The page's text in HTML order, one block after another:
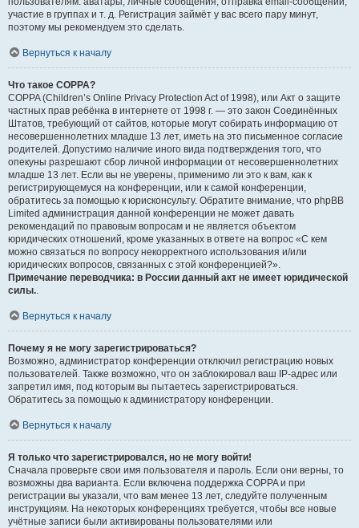
участие в группах и т. д. Регистрация займёт у вас всего пару минут,
поэтому мы рекомендуем это сделать.
Вернуться к началу
Что такое COPPA?
COPPA (Children’s Online Privacy Protection Act of 1998), или Акт о защите
частных прав ребёнка в интернете от 1998 г. — это закон Соединённых
Штатов, требующий от сайтов, которые могут собирать информацию от
несовершеннолетних младше 13 лет, иметь на это письменное согласие
родителей. Допустимо наличие иного вида подтверждения того, что
опекуны разрешают сбор личной информации от несовершеннолетних
младше 13 лет. Если вы не уверены, применимо ли это к вам, как к
регистрирующемуся на конференции, или к самой конференции,
обратитесь за помощью к юрисконсульту. Обратите внимание, что phpBB
Limited администрация данной конференции не может давать
рекомендаций по правовым вопросам и не является объектом
юридических отношений, кроме указанных в ответе на вопрос «С кем
можно связаться по вопросу некорректного использования и/или
юридических вопросов, связанных с этой конференцией?».
Примечание переводчика: в России данный акт не имеет юридической
силы..
Вернуться к началу
Почему я не могу зарегистрироваться?
Возможно, администратор конференции отключил регистрацию новых
пользователей. Также возможно, что он заблокировал ваш IP-адрес или
запретил имя, под которым вы пытаетесь зарегистрироваться.
Обратитесь за помощью к администратору конференции.
Вернуться к началу
Я только что зарегистрировался, но не могу войти!
Сначала проверьте свои имя пользователя и пароль. Если они верны, то
возможны два варианта. Если включена поддержка COPPA и при
регистрации вы указали, что вам менее 13 лет, следуйте полученным
инструкциям. На некоторых конференциях требуется, чтобы все новые
учётные записи были активированы пользователями или